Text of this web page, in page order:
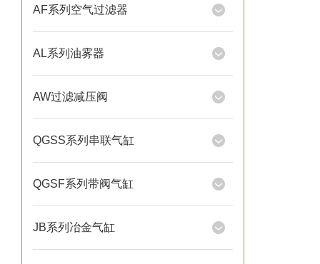
AF系列空气过滤器
AL系列油雾器
AW过滤减压阀
QGSS系列串联气缸
QGSF系列带阀气缸
JB系列冶金气缸